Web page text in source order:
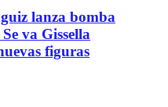
lanza bomba
va Gissella
figuras